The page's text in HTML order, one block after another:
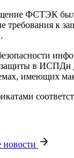
ФСТЭК было,
требования к
защиты в ИСПДн
имеющих
новости